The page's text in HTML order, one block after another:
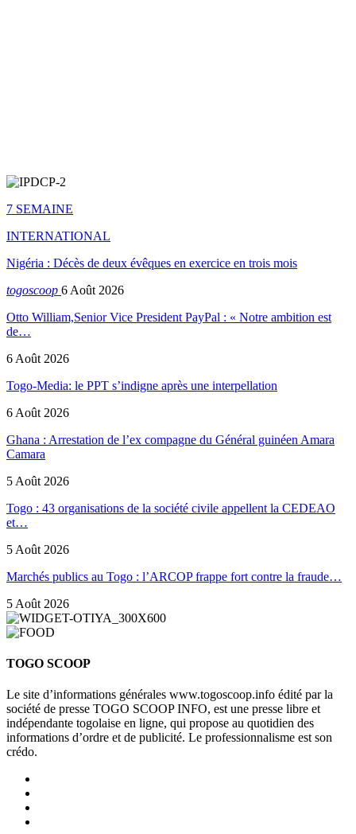
7 SEMAINE
INTERNATIONAL
Nigéria : Décès de deux évêques en exercice en trois mois
togoscoop 6 Août 2026
Otto William,Senior Vice President PayPal : « Notre ambition est
de…
6 Août 2026
Togo-Media: le PPT s’indigne après une interpellation
6 Août 2026
Ghana : Arrestation de l’ex compagne du Général guinéen Amara
Camara
5 Août 2026
Togo : 43 organisations de la société civile appellent la CEDEAO
et…
5 Août 2026
Marchés publics au Togo : l’ARCOP frappe fort contre la fraude…
5 Août 2026
TOGO SCOOP
Le site d’informations générales www.togoscoop.info édité par la
société de presse TOGO SCOOP INFO, est une presse libre et
indépendante togolaise en ligne, qui propose au quotidien des
informations d’ordre et de publicité. Le professionnalisme est son
crédo.